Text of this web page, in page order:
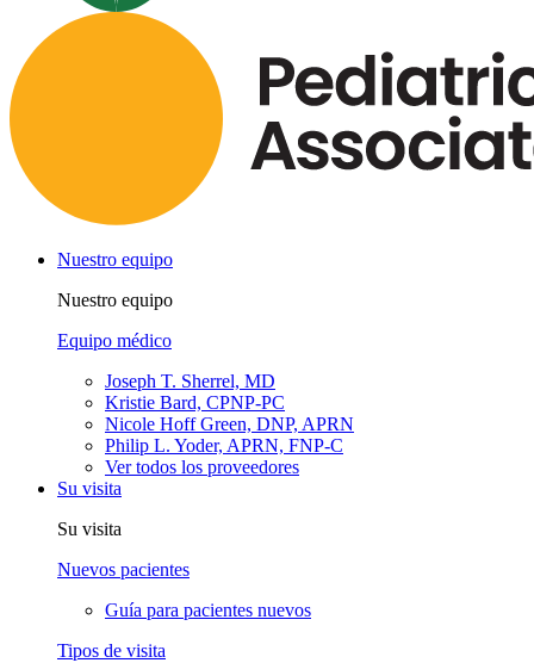
Nuestro equipo
Nuestro equipo
Equipo médico
Joseph T. Sherrel, MD
Kristie Bard, CPNP-PC
Nicole Hoff Green, DNP, APRN
Philip L. Yoder, APRN, FNP-C
Ver todos los proveedores
Su visita
Su visita
Nuevos pacientes
Guía para pacientes nuevos
Tipos de visita